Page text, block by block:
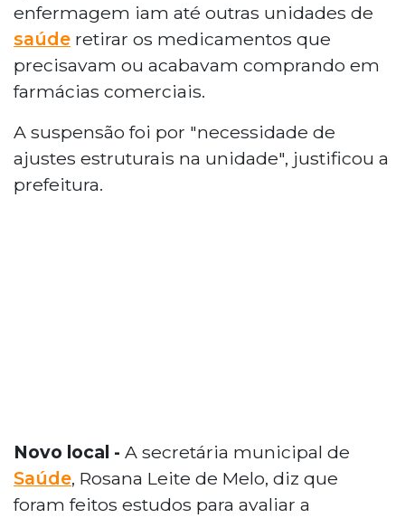
enfermagem iam até outras unidades de
saúde retirar os medicamentos que
precisavam ou acabavam comprando em
farmácias comerciais.
A suspensão foi por "necessidade de
ajustes estruturais na unidade", justificou a
prefeitura.
Novo local - A secretária municipal de
Saúde, Rosana Leite de Melo, diz que
foram feitos estudos para avaliar a